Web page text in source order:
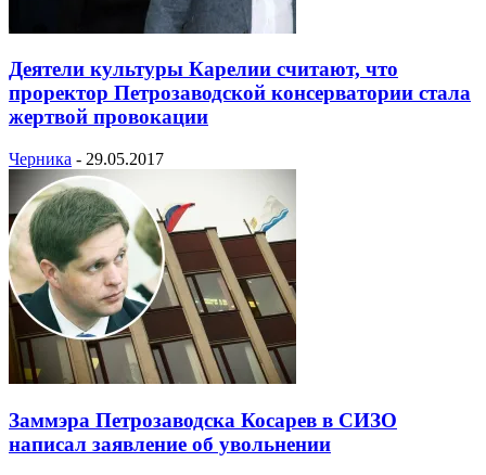
Деятели культуры Карелии считают, что
проректор Петрозаводской консерватории стала
жертвой провокации
Черника - 29.05.2017
Заммэра Петрозаводска Косарев в СИЗО
написал заявление об увольнении